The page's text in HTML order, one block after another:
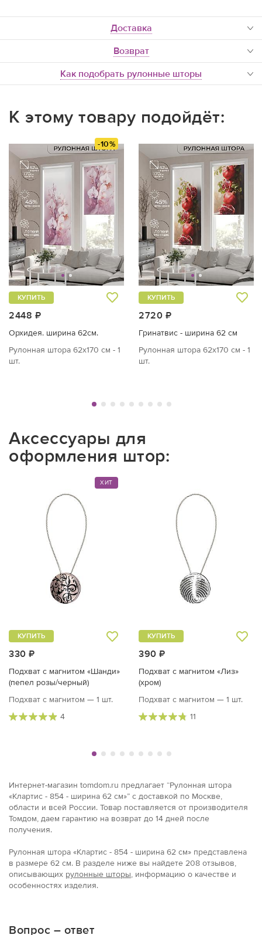
доставка
Возврат
Как подобрать рулонные шторы
К этому товару подойдёт:
-10%
2448 ₽
КУПИТЬ
Орхидея. ширина 62см.
Рулонная штора 62х170 см - 1
шт.
2720 ₽
КУПИТЬ
Гринатвис - ширина 62 см
Рулонная штора 62х170 см - 1
шт.
Аксессуары для
оформления штор:
ХИТ
330 ₽
КУПИТЬ
Подхват с магнитом «Шанди»
(пепел розы/черный)
Подхват с магнитом — 1 шт.
4
390 ₽
КУПИТЬ
Подхват с магнитом «Лиз»
(хром)
Подхват с магнитом — 1 шт.
11
Интернет-магазин tomdom.ru предлагает “Рулонная штора
«Клартис - 854 - ширина 62 см»” с доставкой по Москве,
области и всей России. Товар поставляется от производителя
Томдом, даем гарантию на возврат до 14 дней после
получения.
Рулонная штора «Клартис - 854 - ширина 62 см» представлена
в размерe 62 см. В разделе ниже вы найдете 208 отзывов,
описывающих рулонные шторы, информацию о качестве и
особенностях изделия.
Вопрос – ответ